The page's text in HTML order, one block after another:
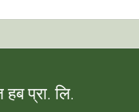
प्रा. लि.